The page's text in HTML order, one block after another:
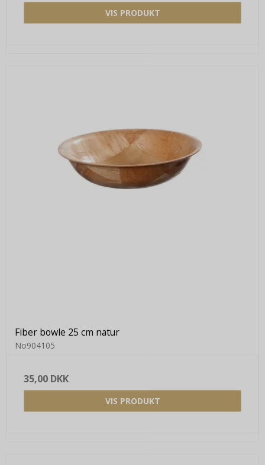
VIS PRODUKT
Fiber bowle 25 cm natur
No904105
35,00 DKK
VIS PRODUKT